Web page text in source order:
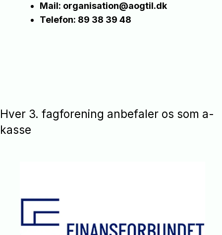
Mail: organisation@aogtil.dk
Telefon: 89 38 39 48
Hver 3. fagforening anbefaler os som a-
kasse